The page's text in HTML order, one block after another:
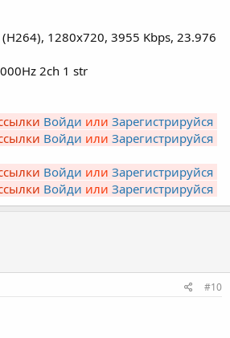
(H264), 1280x720, 3955 Kbps, 23.976
2ch 1 str
Войди или Зарегистрируйся
Войди или Зарегистрируйся
Войди или Зарегистрируйся
Войди или Зарегистрируйся
#10